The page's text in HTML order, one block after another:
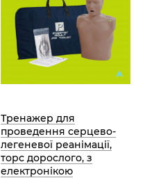
Тренажер для
проведення серцево-
легеневої реанімації,
торс дорослого, з
електронікою